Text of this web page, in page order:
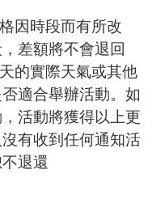
因時段而有所改
差額將不會退回
的實際天氣或其他
適合舉辦活動。如
活動將獲得以上更
有收到任何通知活
退還